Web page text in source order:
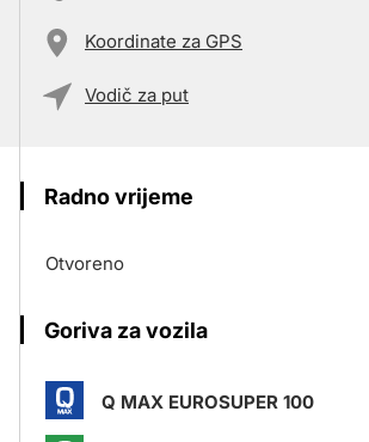
Koordinate za GPS
Vodič za put
Radno vrijeme
Otvoreno
Goriva za vozila
Q MAX EUROSUPER 100